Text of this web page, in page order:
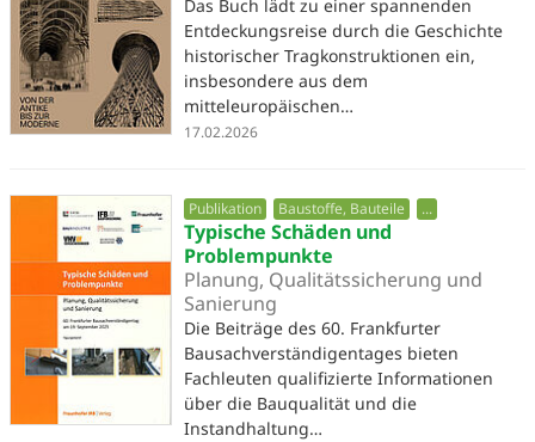
Das Buch lädt zu einer spannenden
Entdeckungsreise durch die Geschichte
historischer Tragkonstruktionen ein,
insbesondere aus dem
mitteleuropäischen…
17.02.2026
Publikation Baustoffe, Bauteile ...
Typische Schäden und
Problempunkte
Planung, Qualitätssicherung und
Sanierung
Die Beiträge des 60. Frankfurter
Bausachverständigentages bieten
Fachleuten qualifizierte Informationen
über die Bauqualität und die
Instandhaltung…